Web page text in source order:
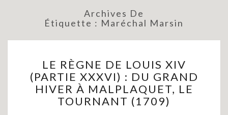
Archives De
Étiquette : Maréchal Marsin
RÈGNE
DE
LOUIS
XIV
(PARTIE
LE RÈGNE DE LOUIS XIV
(PARTIE XXXVI) : DU GRAND
HIVER À MALPLAQUET, LE
TOURNANT (1709)